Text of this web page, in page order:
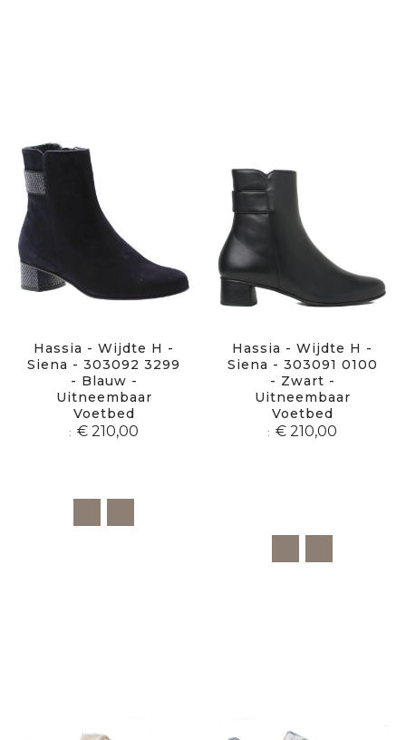
Hassia - Wijdte H -
Siena - 303092 3299
- Blauw -
Uitneembaar
Voetbed
€ 210,00
Hassia - Wijdte H -
Siena - 303091 0100
- Zwart -
Uitneembaar
Voetbed
€ 210,00